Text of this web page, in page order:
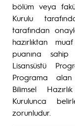
bölüm veya
Kurulu
tarafından
hazırlıktan
puanına
Lisansüstü
Programa
Bilimsel
Kurulunca
zorunludur.